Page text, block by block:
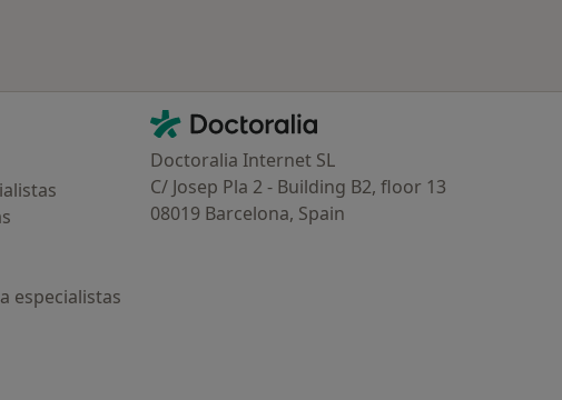
especialistas
Contacto
Doctoralia - Página de inicio
Doctoralia Internet SL
C/ Josep Pla 2 - Building B2, floor 13
08019 Barcelona, Spain